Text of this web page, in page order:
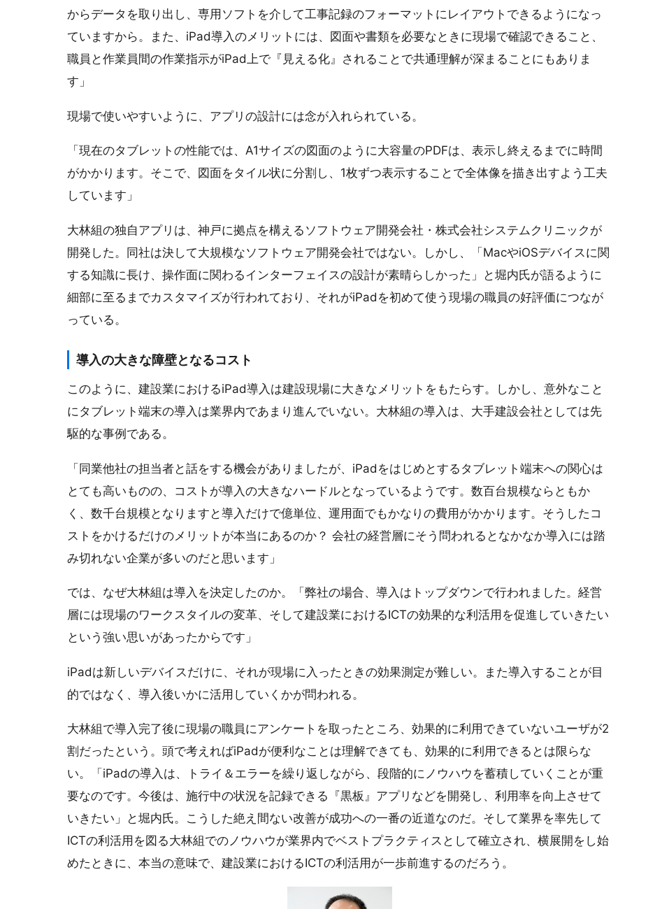
からデータを取り出し、専用ソフトを介して工事記録のフォーマットにレイアウトできるようになっ
ていますから。また、iPad導入のメリットには、図面や書類を必要なときに現場で確認できること、
職員と作業員間の作業指示がiPad上で『見える化』されることで共通理解が深まることにもありま
す」
現場で使いやすいように、アプリの設計には念が入れられている。
「現在のタブレットの性能では、A1サイズの図面のように大容量のPDFは、表示し終えるまでに時間
がかかります。そこで、図面をタイル状に分割し、1枚ずつ表示することで全体像を描き出すよう工夫
しています」
大林組の独自アプリは、神戸に拠点を構えるソフトウェア開発会社・株式会社システムクリニックが
開発した。同社は決して大規模なソフトウェア開発会社ではない。しかし、「MacやiOSデバイスに関
する知識に長け、操作面に関わるインターフェイスの設計が素晴らしかった」と堀内氏が語るように
細部に至るまでカスタマイズが行われており、それがiPadを初めて使う現場の職員の好評価につなが
っている。
導入の大きな障壁となるコスト
このように、建設業におけるiPad導入は建設現場に大きなメリットをもたらす。しかし、意外なこと
にタブレット端末の導入は業界内であまり進んでいない。大林組の導入は、大手建設会社としては先
駆的な事例である。
「同業他社の担当者と話をする機会がありましたが、iPadをはじめとするタブレット端末への関心は
とても高いものの、コストが導入の大きなハードルとなっているようです。数百台規模ならともか
く、数千台規模となりますと導入だけで億単位、運用面でもかなりの費用がかかります。そうしたコ
ストをかけるだけのメリットが本当にあるのか？ 会社の経営層にそう問われるとなかなか導入には踏
み切れない企業が多いのだと思います」
では、なぜ大林組は導入を決定したのか。「弊社の場合、導入はトップダウンで行われました。経営
層には現場のワークスタイルの変革、そして建設業におけるICTの効果的な利活用を促進していきたい
という強い思いがあったからです」
iPadは新しいデバイスだけに、それが現場に入ったときの効果測定が難しい。また導入することが目
的ではなく、導入後いかに活用していくかが問われる。
大林組で導入完了後に現場の職員にアンケートを取ったところ、効果的に利用できていないユーザが2
割だったという。頭で考えればiPadが便利なことは理解できても、効果的に利用できるとは限らな
い。「iPadの導入は、トライ＆エラーを繰り返しながら、段階的にノウハウを蓄積していくことが重
要なのです。今後は、施行中の状況を記録できる『黒板』アプリなどを開発し、利用率を向上させて
いきたい」と堀内氏。こうした絶え間ない改善が成功への一番の近道なのだ。そして業界を率先して
ICTの利活用を図る大林組でのノウハウが業界内でベストプラクティスとして確立され、横展開をし始
めたときに、本当の意味で、建設業におけるICTの利活用が一歩前進するのだろう。